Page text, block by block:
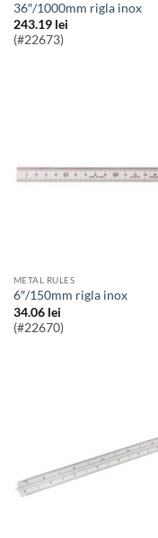
36″/1000mm rigla inox
243.19 lei
(#22673)
METAL RULES
6″/150mm rigla inox
34.06 lei
(#22670)